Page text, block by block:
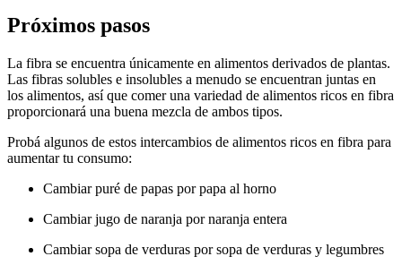
Próximos pasos
La fibra se encuentra únicamente en alimentos derivados de plantas.
Las fibras solubles e insolubles a menudo se encuentran juntas en
los alimentos, así que comer una variedad de alimentos ricos en fibra
proporcionará una buena mezcla de ambos tipos.
Probá algunos de estos intercambios de alimentos ricos en fibra para
aumentar tu consumo:
Cambiar puré de papas por papa al horno
Cambiar jugo de naranja por naranja entera
Cambiar sopa de verduras por sopa de verduras y legumbres